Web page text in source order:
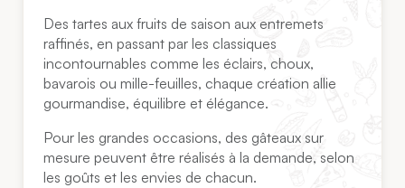
Des tartes aux fruits de saison aux entremets
raffinés, en passant par les classiques
incontournables comme les éclairs, choux,
bavarois ou mille-feuilles, chaque création allie
gourmandise, équilibre et élégance.
Pour les grandes occasions, des gâteaux sur
mesure peuvent être réalisés à la demande, selon
les goûts et les envies de chacun.